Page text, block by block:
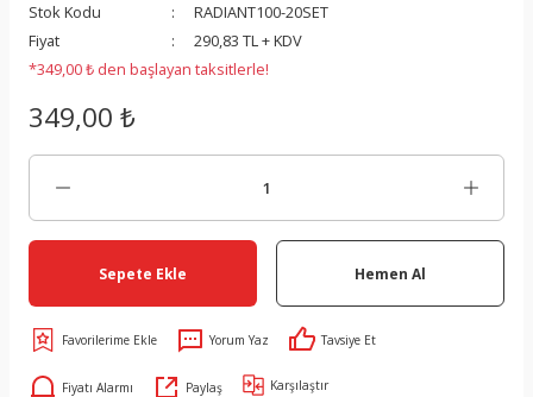
Stok Kodu
RADIANT100-20SET
Fiyat
290,83 TL + KDV
*349,00 ₺ den başlayan taksitlerle!
349,00 ₺
Sepete Ekle Hemen Al
Yorum Yaz Tavsiye Et
Fiyatı Alarmı Paylaş Karşılaştır